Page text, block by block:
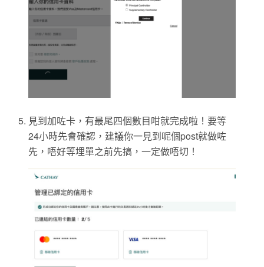
見到加咗卡，有最尾四個數目咁就完成啦！要等
24小時先會確認，建議你一見到呢個post就做咗
先，唔好等埋單之前先搞，一定做唔切！